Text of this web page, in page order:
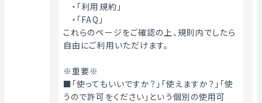
・「利用規約」
・「FAQ」
これらのページをご確認の上、規則内でしたら
自由にご利用いただけます。
※重要※
■「使ってもいいですか？」「使えますか？」「使
うので許可をください」という個別の使用可